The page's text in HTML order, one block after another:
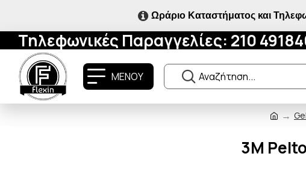
Ωράριο Καταστήματος και
Τηλεφωνικές Παραγγελίες: 210
ΜΕΝΟΥ
3M